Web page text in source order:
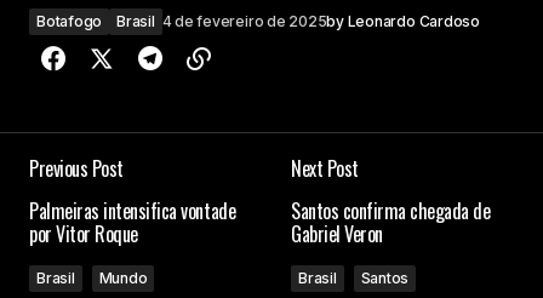
Botafogo Brasil 4 de fevereiro de 2025by Leonardo Cardoso
Previous Post
Palmeiras intensifica vontade
por Vitor Roque
Brasil Mundo
Next Post
Santos confirma chegada de
Gabriel Veron
Brasil
Santos